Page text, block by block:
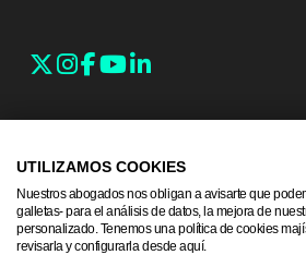
DÓNDE ESTAMOS
ORGANIZA TU EVENTO
GALERÍA
ENTRADAS
RESERVADOS
UTILIZAMOS COOKIES
Nuestros abogados nos obligan a avisarte que
galletas- para el análisis de datos, la mejora de
personalizado. Tenemos una política de cookies
revisarla y configurarla desde aquí.